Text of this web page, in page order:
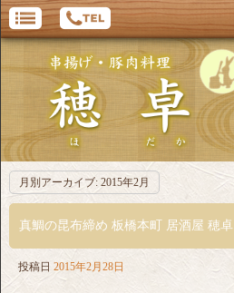
月別アーカイブ: 2015年2月
真鯛の昆布締め 板橋本町 居酒屋 穂卓
投稿日 2015年2月28日